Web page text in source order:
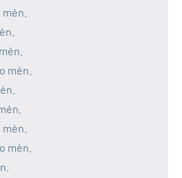
mėn.
mėn.